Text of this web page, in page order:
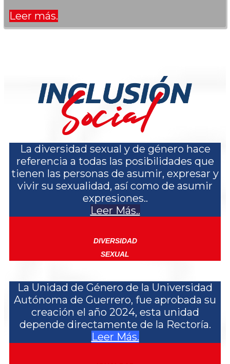
Leer más.
La diversidad sexual y de género hace
referencia a todas las posibilidades que
tienen las personas de asumir, expresar y
vivir su sexualidad, así como de asumir
expresiones..
Leer Más..
DIVERSIDAD
SEXUAL
La Unidad de Género de la Universidad
Autónoma de Guerrero, fue aprobada su
creación el año 2024, esta unidad
depende directamente de la Rectoría.
Leer Más.